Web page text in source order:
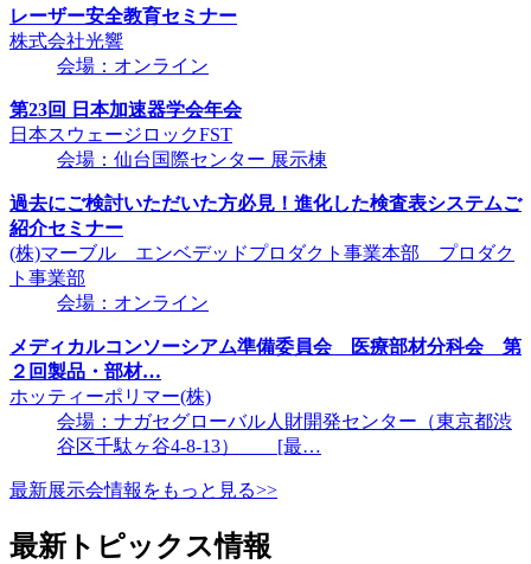
レーザー安全教育セミナー
株式会社光響
会場：オンライン
第23回 日本加速器学会年会
日本スウェージロックFST
会場：仙台国際センター 展示棟
過去にご検討いただいた方必見！進化した検査表システムご
紹介セミナー
(株)マーブル エンベデッドプロダクト事業本部 プロダク
ト事業部
会場：オンライン
メディカルコンソーシアム準備委員会 医療部材分科会 第
２回製品・部材…
ホッティーポリマー(株)
会場：ナガセグローバル人財開発センター（東京都渋
谷区千駄ヶ谷4-8-13） [最…
最新展示会情報をもっと見る>>
最新トピックス情報